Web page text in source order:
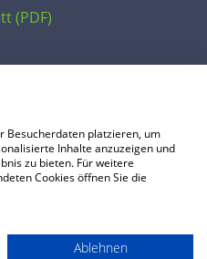
(PDF)
AGB Preise
Besucherdaten platzieren, um
Inhalte anzuzeigen und
zu bieten. Für weitere
Cookies öffnen Sie die
Ablehnen